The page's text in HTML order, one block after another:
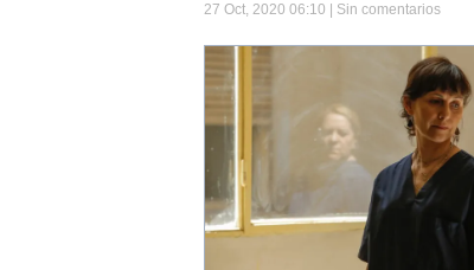
27 Oct, 2020 06:10 | Sin comentarios